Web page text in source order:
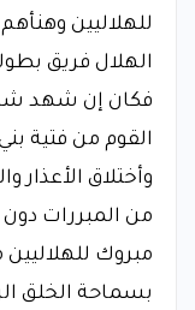
للهلاليين
الهلال فريق
فكان إن شهد
القوم من فتية
وأختلاق
من المبررات دون
مبروك
بسماحة الخلق